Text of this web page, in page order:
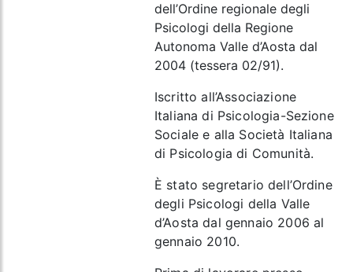
dell’Ordine regionale degli
Psicologi della Regione
Autonoma Valle d’Aosta dal
2004 (tessera 02/91).
Iscritto all’Associazione
Italiana di Psicologia-Sezione
Sociale e alla Società Italiana
di Psicologia di Comunità.
È stato segretario dell’Ordine
degli Psicologi della Valle
d’Aosta dal gennaio 2006 al
gennaio 2010.